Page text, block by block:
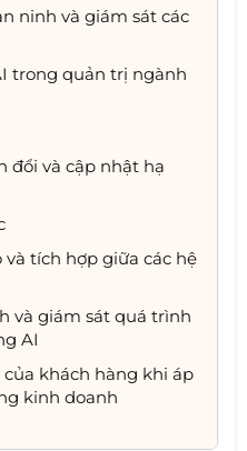
ninh và giám sát các
trong quản trị ngành
đổi và cập nhật hạ
tích hợp giữa các hệ
và giám sát quá trình
AI
của khách hàng khi áp
kinh doanh